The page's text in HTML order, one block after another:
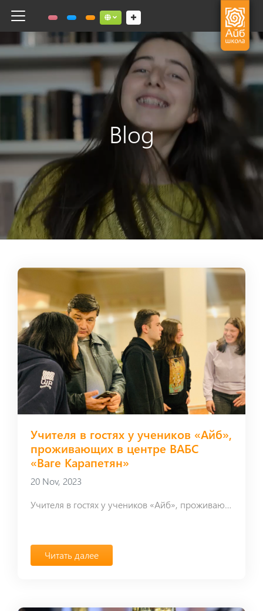
Toggle navigation Social links dropdown button
Blog
Учителя в гостях у учеников «Айб»,
проживающих в центре ВАБС
«Ваге Карапетян»
20 Nov, 2023
Учителя в гостях у учеников «Айб», проживающих в центре ВАБС «Ваге Карапетян»
Читать далее